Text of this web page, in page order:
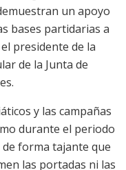
un apoyo
bases partidarias a
presidente de la
de la Junta de
y las campañas
durante el periodo
forma tajante que
las portadas ni las